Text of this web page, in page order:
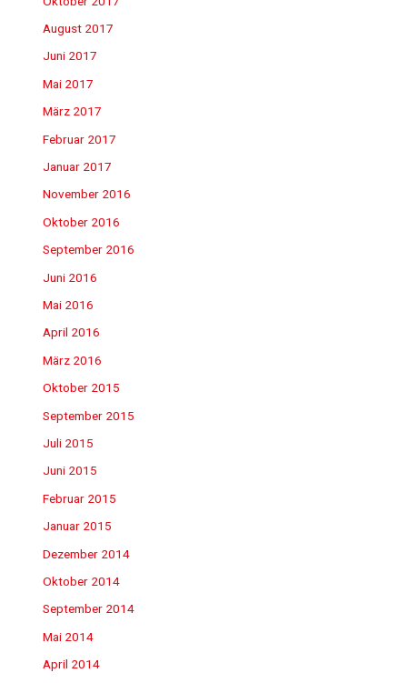
August 2017
Juni 2017
Mai 2017
März 2017
Februar 2017
Januar 2017
November 2016
Oktober 2016
September 2016
Juni 2016
Mai 2016
April 2016
März 2016
Oktober 2015
September 2015
Juli 2015
Juni 2015
Februar 2015
Januar 2015
Dezember 2014
Oktober 2014
September 2014
Mai 2014
April 2014